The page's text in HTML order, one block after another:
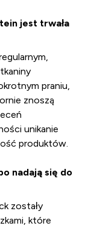
jest trwała
praniu,
znoszą
unikanie
produktów.
nadają się do
zostały
które